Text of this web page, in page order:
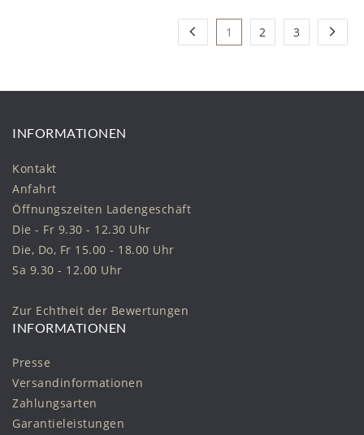
1 2 3
INFORMATIONEN
Kontakt
Anfahrt
Öffnungszeiten Ladengeschäft
Die - Fr 9.30 - 12.30 Uhr
Die, Do, Fr 15.00 - 18.00 Uhr
Sa 9.30 - 12.00 Uhr
Zur Echtheit der Bewertungen
INFORMATIONEN
Presse
Versandinformationen
Zahlungsarten
Garantieleistungen